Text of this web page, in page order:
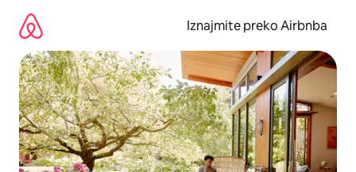
sadržaj
Iznajmite preko Airbnba